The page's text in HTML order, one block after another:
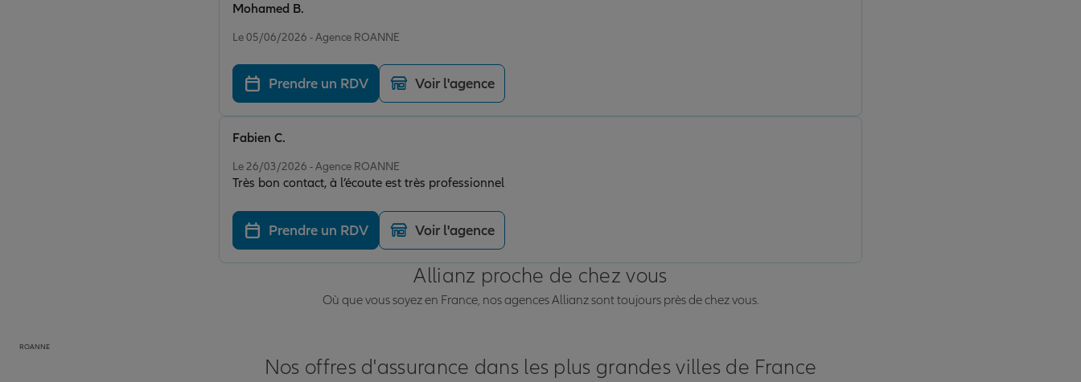
Le 05/06/2026 - Agence ROANNE
Mohamed B.
Prendre un RDV Voir l'agence
Le 26/03/2026 - Agence ROANNE
Très bon contact, à l’écoute est très professionnel
Fabien C.
Prendre un RDV Voir l'agence
Allianz proche de chez vous
Où que vous soyez en France, nos agences Allianz sont toujours près de chez vous.
ROANNE
Nos offres d'assurance dans les plus grandes villes de France